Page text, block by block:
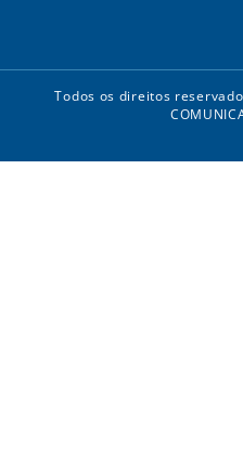
Todos os direitos